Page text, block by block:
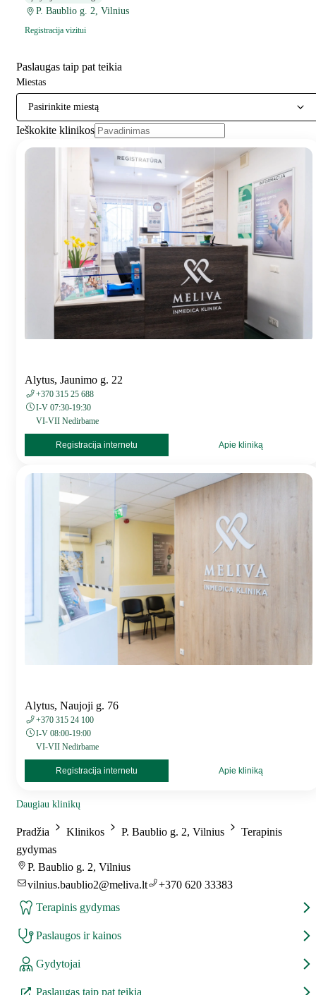
P. Baublio g. 2, Vilnius
Registracija vizitui
Paslaugas taip pat teikia
Miestas
Pasirinkite miestą
Ieškokite klinikos
Alytus, Jaunimo g. 22
+370 315 25 688
I-V 07:30-19:30
VI-VII Nedirbame
Registracija internetu Apie kliniką
Alytus, Naujoji g. 76
+370 315 24 100
I-V 08:00-19:00
VI-VII Nedirbame
Registracija internetu Apie kliniką
Daugiau klinikų
Pradžia Klinikos P. Baublio g. 2, Vilnius
Terapinis
gydymas
P. Baublio g. 2, Vilnius
vilnius.baublio2@meliva.lt
+370 620 33383
Terapinis gydymas
Paslaugos ir kainos
Gydytojai
Paslaugas taip pat teikia